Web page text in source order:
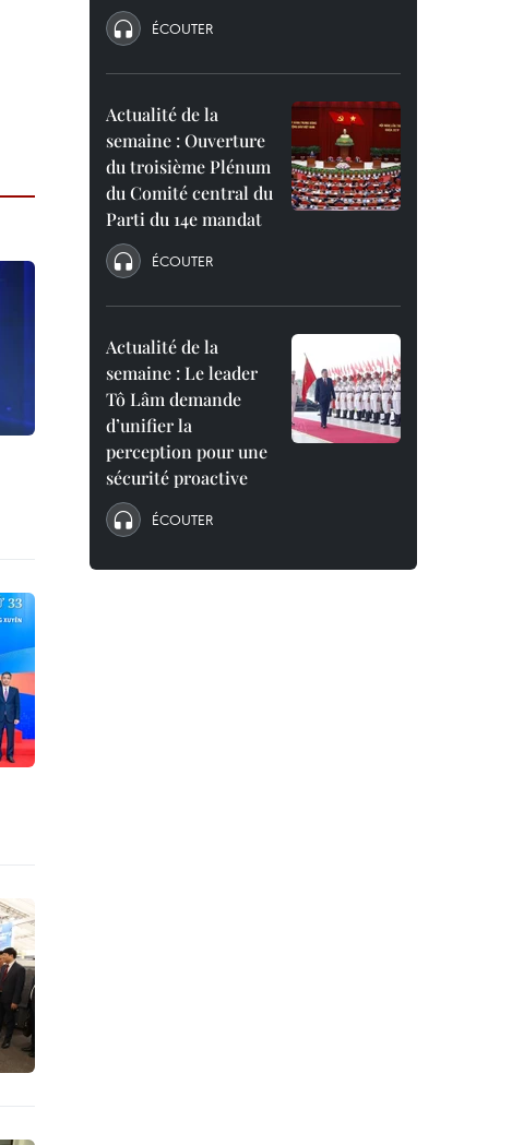
ÉCOUTER
Actualité de la
semaine : Ouverture
du troisième Plénum
du Comité central du
Parti du 14e mandat
ÉCOUTER
Actualité de la
semaine : Le leader
Tô Lâm demande
d’unifier la
perception pour une
sécurité proactive
ÉCOUTER